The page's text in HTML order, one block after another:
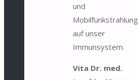
und
Mobilfunkstrahlung
auf unser
Immunsystem.
Vita Dr. med.